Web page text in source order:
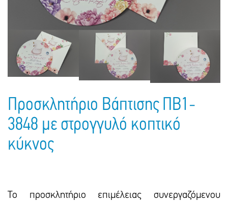
Πακέτα Δώρων
Σακούλες
Τσάντες - Ποδιές - Ομπρέλες
Παιδικό Πάρτι
Παιδικά Είδη
Ημερολόγια - Ατζέντες
Γραφική Ύλη
Είδη Γραφείου
Τετράδια - Φάκελοι
Προσκλητήριο Βάπτισης ΠΒ1-
3848 με στρογγυλό κοπτικό
κύκνος
Το προσκλητήριο επιμέλειας συνεργαζόμενου